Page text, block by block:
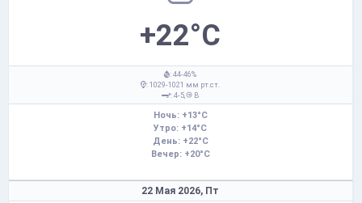
+22°C
: 44-46%
: 1029-1021 мм рт.ст.
: 4-5,
В
Ночь: +13°C
Утро: +14°C
День: +22°C
Вечер: +20°C
22 Мая 2026, Пт